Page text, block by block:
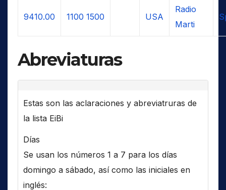
9410.00 1100 1500 USA
Radio
Marti
Abreviaturas
Estas son las aclaraciones y abreviatruras de
la lista EiBi
Días
Se usan los números 1 a 7 para los días
domingo a sábado, así como las iniciales en
inglés: